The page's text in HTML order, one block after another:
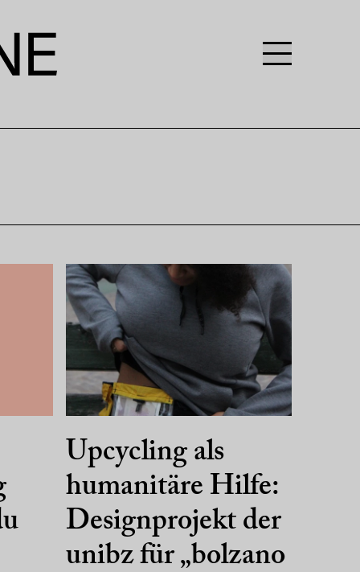
Upcycling als
humanitäre Hilfe:
Designprojekt der
unibz für „bolzano